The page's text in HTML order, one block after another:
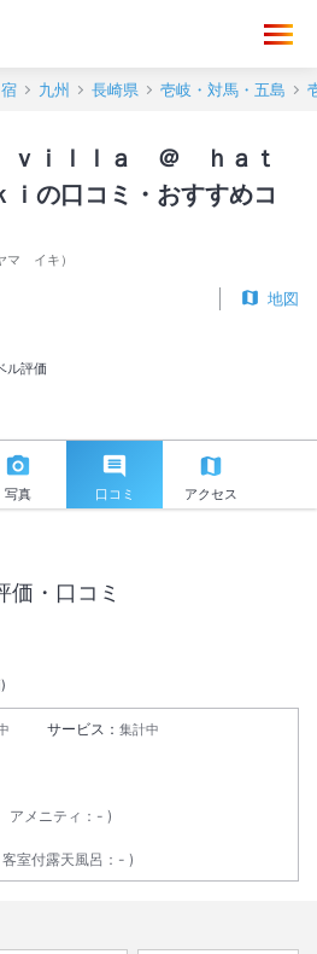
九州 長崎県 壱岐・対馬・五島
ｖｉｌｌａ ＠ ｈａｔ
の口コミ・おすすめコ
マ イキ ）
地図
ル評価
写真 口コミ アクセス
価・口コミ
サービス： 集計中
アメニティ ： -
客室付露天風呂 ： -